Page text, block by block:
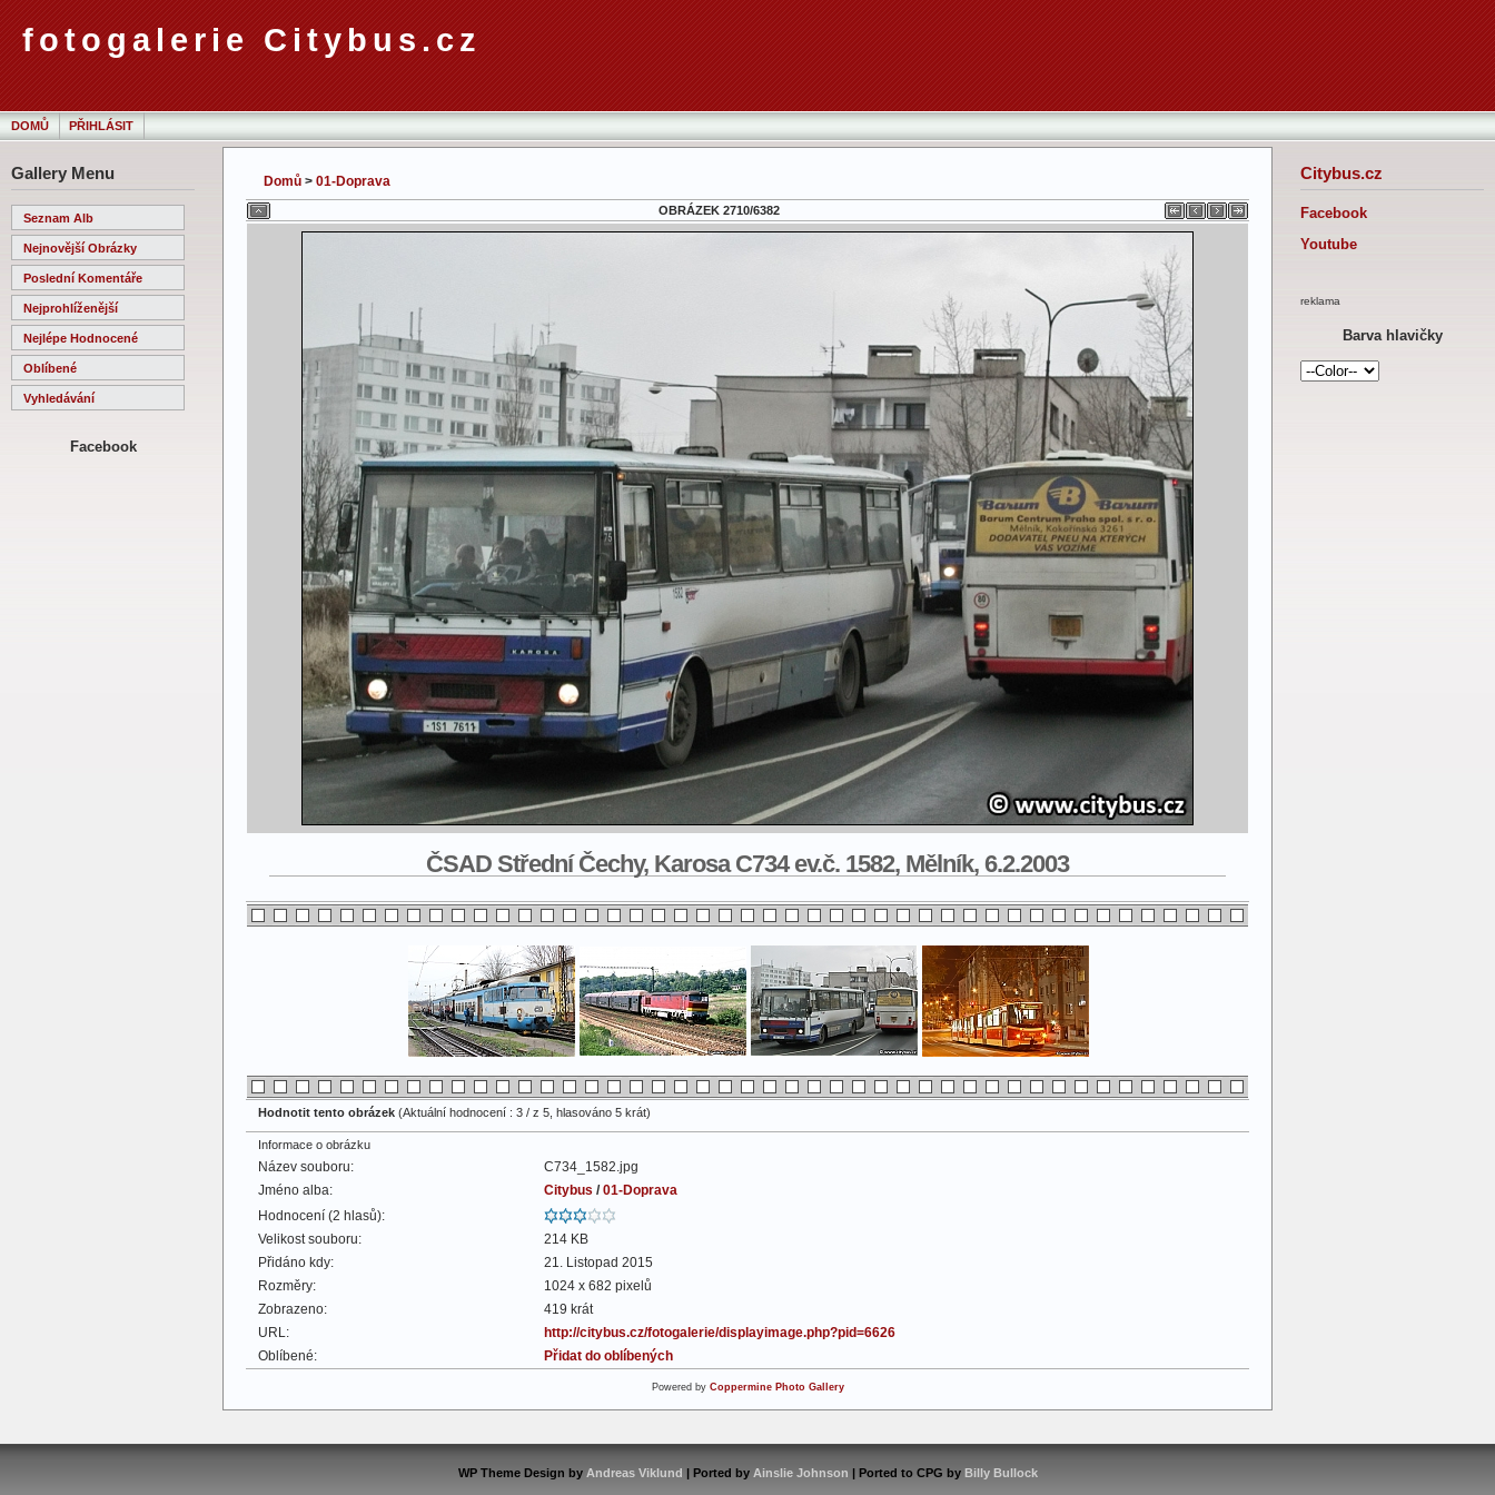
fotogalerie Citybus.cz
DOMŮ PŘIHLÁSIT
Gallery Menu
Seznam Alb
Nejnovější Obrázky
Poslední Komentáře
Nejprohlíženější
Nejlépe Hodnocené
Oblíbené
Vyhledávání
Facebook
Citybus.cz
Facebook
Youtube
reklama
Barva hlavičky
Domů > 01-Doprava
OBRÁZEK 2710/6382
ČSAD Střední Čechy, Karosa C734 ev.č. 1582, Mělník, 6.2.2003
Hodnotit tento obrázek (Aktuální hodnocení : 3 / z 5, hlasováno 5 krát)
Informace o obrázku
Název souboru:
C734_1582.jpg
Jméno alba:
Citybus /01-Doprava
Hodnocení (2 hlasů):
Velikost souboru:
214 KB
Přidáno kdy:
21. Listopad 2015
Rozměry:
1024 x 682 pixelů
Zobrazeno:
419 krát
URL:
http://citybus.cz/fotogalerie/displayimage.php?pid=6626
Oblíbené:
Přidat do oblíbených
Powered by Coppermine Photo Gallery
WP Theme Design by Andreas Viklund | Ported by Ainslie Johnson | Ported to CPG by Billy Bullock